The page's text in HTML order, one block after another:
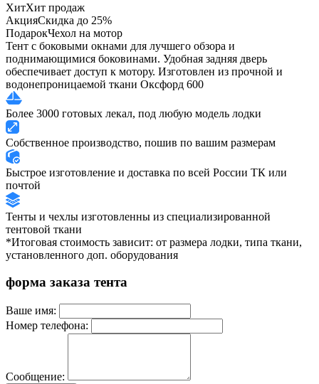
ХитХит продаж
АкцияСкидка до 25%
ПодарокЧехол на мотор
Тент с боковыми окнами для лучшего обзора и
поднимающимися боковинами. Удобная задняя дверь
обеспечивает доступ к мотору. Изготовлен из прочной и
водонепроницаемой ткани Оксфорд 600
Более 3000 готовых лекал, под любую модель лодки
Собственное производство, пошив по вашим размерам
Быстрое изготовление и доставка по всей России ТК или
почтой
Тенты и чехлы изготовленны из специализированной
тентовой ткани
*Итоговая стоимость зависит: от размера лодки, типа ткани,
установленного доп. оборудования
форма заказа тента
Ваше имя:
Номер телефона:
Сообщение: